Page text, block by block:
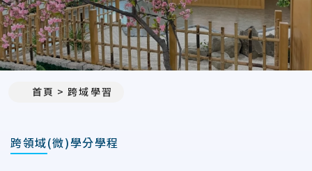
首頁 跨域學習
跨領域(微)學分學程